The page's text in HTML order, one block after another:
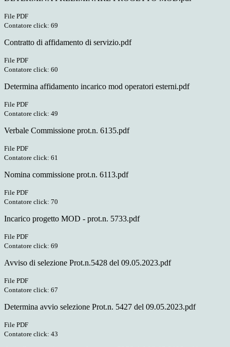
File PDF
Contatore click: 69
Contratto di affidamento di servizio.pdf
File PDF
Contatore click: 60
Determina affidamento incarico mod operatori esterni.pdf
File PDF
Contatore click: 49
Verbale Commissione prot.n. 6135.pdf
File PDF
Contatore click: 61
Nomina commissione prot.n. 6113.pdf
File PDF
Contatore click: 70
Incarico progetto MOD - prot.n. 5733.pdf
File PDF
Contatore click: 69
Avviso di selezione Prot.n.5428 del 09.05.2023.pdf
File PDF
Contatore click: 67
Determina avvio selezione Prot.n. 5427 del 09.05.2023.pdf
File PDF
Contatore click: 43